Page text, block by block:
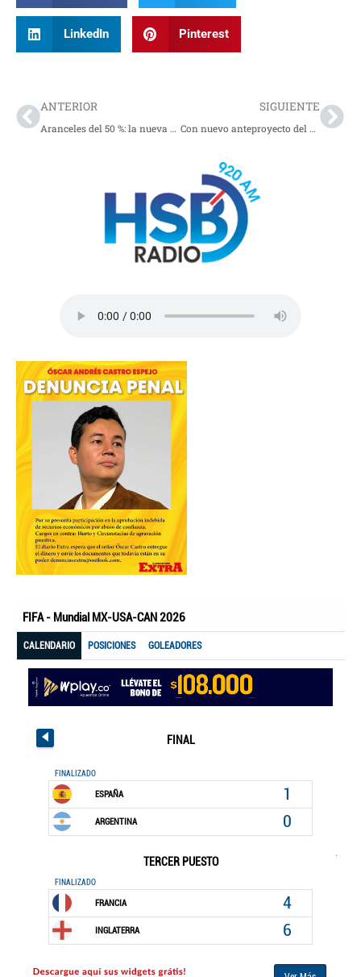
LinkedIn Pinterest
ANTERIOR
Aranceles del 50 %: la nueva amenaza de Trump a países que suministren armas a Irán
SIGUIENTE
Con nuevo anteproyecto del Presupuesto General de la Nación, Gobierno busca incrementar el PIB del 2,6 % a 3 % en 2027